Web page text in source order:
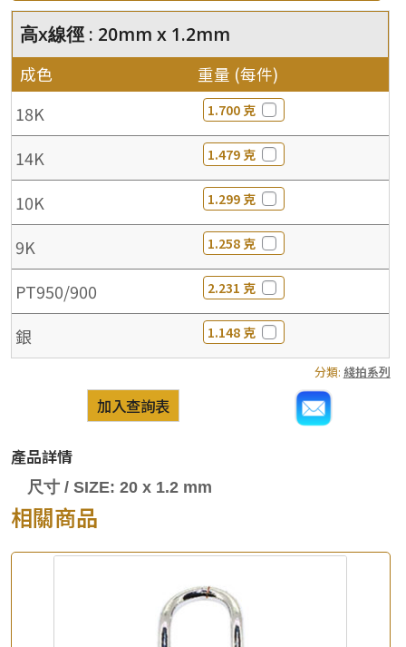
高x線徑 : 20mm x 1.2mm
成色 重量 (每件)
18K 1.700 克
14K 1.479 克
10K 1.299 克
9K 1.258 克
PT950/900 2.231 克
銀 1.148 克
分類: 綫拍系列
加入查詢表
產品詳情
尺寸 / SIZE: 20 x 1.2 mm
相關商品